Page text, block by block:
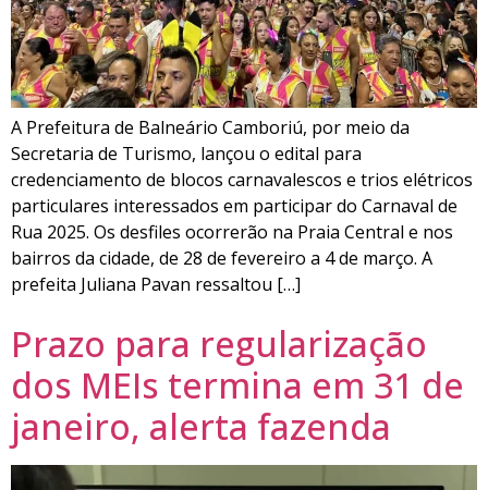
A Prefeitura de Balneário Camboriú, por meio da
Secretaria de Turismo, lançou o edital para
credenciamento de blocos carnavalescos e trios elétricos
particulares interessados em participar do Carnaval de
Rua 2025. Os desfiles ocorrerão na Praia Central e nos
bairros da cidade, de 28 de fevereiro a 4 de março. A
prefeita Juliana Pavan ressaltou […]
Prazo para regularização
dos MEIs termina em 31 de
janeiro, alerta fazenda